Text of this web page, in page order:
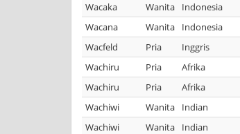
Wacaka Wanita Indonesia
Wacana
Wanita Indonesia
Wacfeld
Pria Inggris
Wachiru
Pria Afrika
Wachiru
Pria Afrika
Wachiwi
Wanita Indian
Wachiwi
Wanita Indian